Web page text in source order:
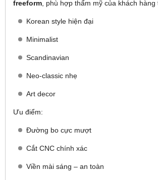
freeform , phù hợp thẩm mỹ của khách hàng
Korean style hiện đại
Minimalist
Scandinavian
Neo-classic nhẹ
Art decor
Ưu điểm:
Đường bo cực mượt
Cắt CNC chính xác
Viền mài sáng – an toàn